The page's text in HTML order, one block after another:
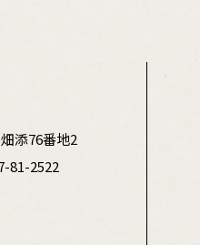
添76番地2
81-2522